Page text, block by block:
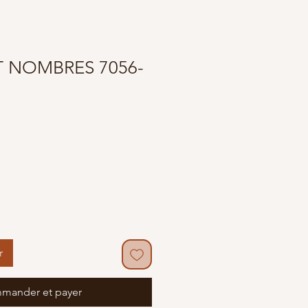
NOMBRES 7056-
et payer